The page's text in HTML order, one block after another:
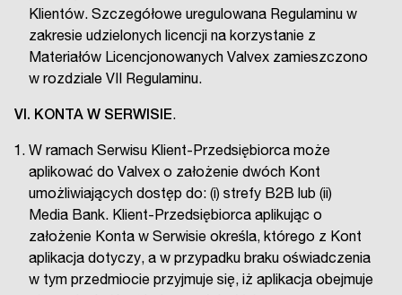
Klientów. Szczegółowe uregulowana Regulaminu w
zakresie udzielonych licencji na korzystanie z
Materiałów Licencjonowanych Valvex zamieszczono
w rozdziale VII Regulaminu.
VI. KONTA W SERWISIE.
W ramach Serwisu Klient-Przedsiębiorca może
aplikować do Valvex o założenie dwóch Kont
umożliwiających dostęp do: (i) strefy B2B lub (ii)
Media Bank. Klient-Przedsiębiorca aplikując o
założenie Konta w Serwisie określa, którego z Kont
aplikacja dotyczy, a w przypadku braku oświadczenia
w tym przedmiocie przyjmuje się, iż aplikacja obejmuje